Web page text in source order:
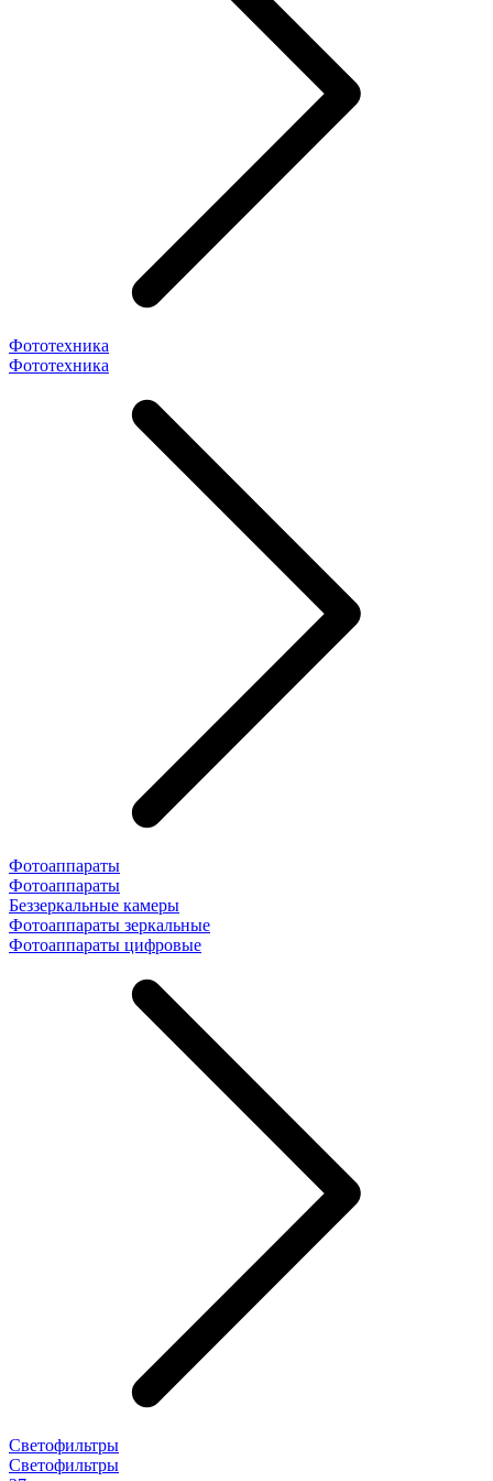
Фототехника
Фототехника
Фотоаппараты
Фотоаппараты
Беззеркальные камеры
Фотоаппараты зеркальные
Фотоаппараты цифровые
Светофильтры
Светофильтры